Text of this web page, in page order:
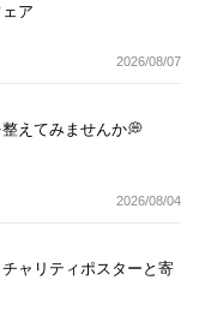
ア
2026/08/07
えてみませんか💭
2026/08/04
ャリティポスターと寄